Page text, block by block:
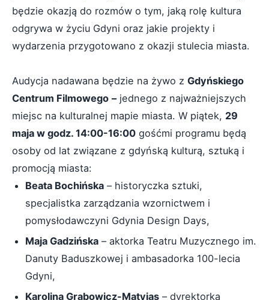
będzie okazją do rozmów o tym, jaką rolę kultura
odgrywa w życiu Gdyni oraz jakie projekty i
wydarzenia przygotowano z okazji stulecia miasta.
Audycja nadawana będzie na żywo z Gdyńskiego
Centrum Filmowego –jednego z najważniejszych
miejsc na kulturalnej mapie miasta. W piątek, 29
maja w godz. 14:00-16:00 gośćmi programu będą
osoby od lat związane z gdyńską kulturą, sztuką i
promocją miasta:
Beata Bochińska – historyczka sztuki,
specjalistka zarządzania wzornictwem i
pomysłodawczyni Gdynia Design Days,
Maja Gadzińska – aktorka Teatru Muzycznego im.
Danuty Baduszkowej i ambasadorka 100-lecia
Gdyni,
Karolina Grabowicz-Matyjas – dyrektorka